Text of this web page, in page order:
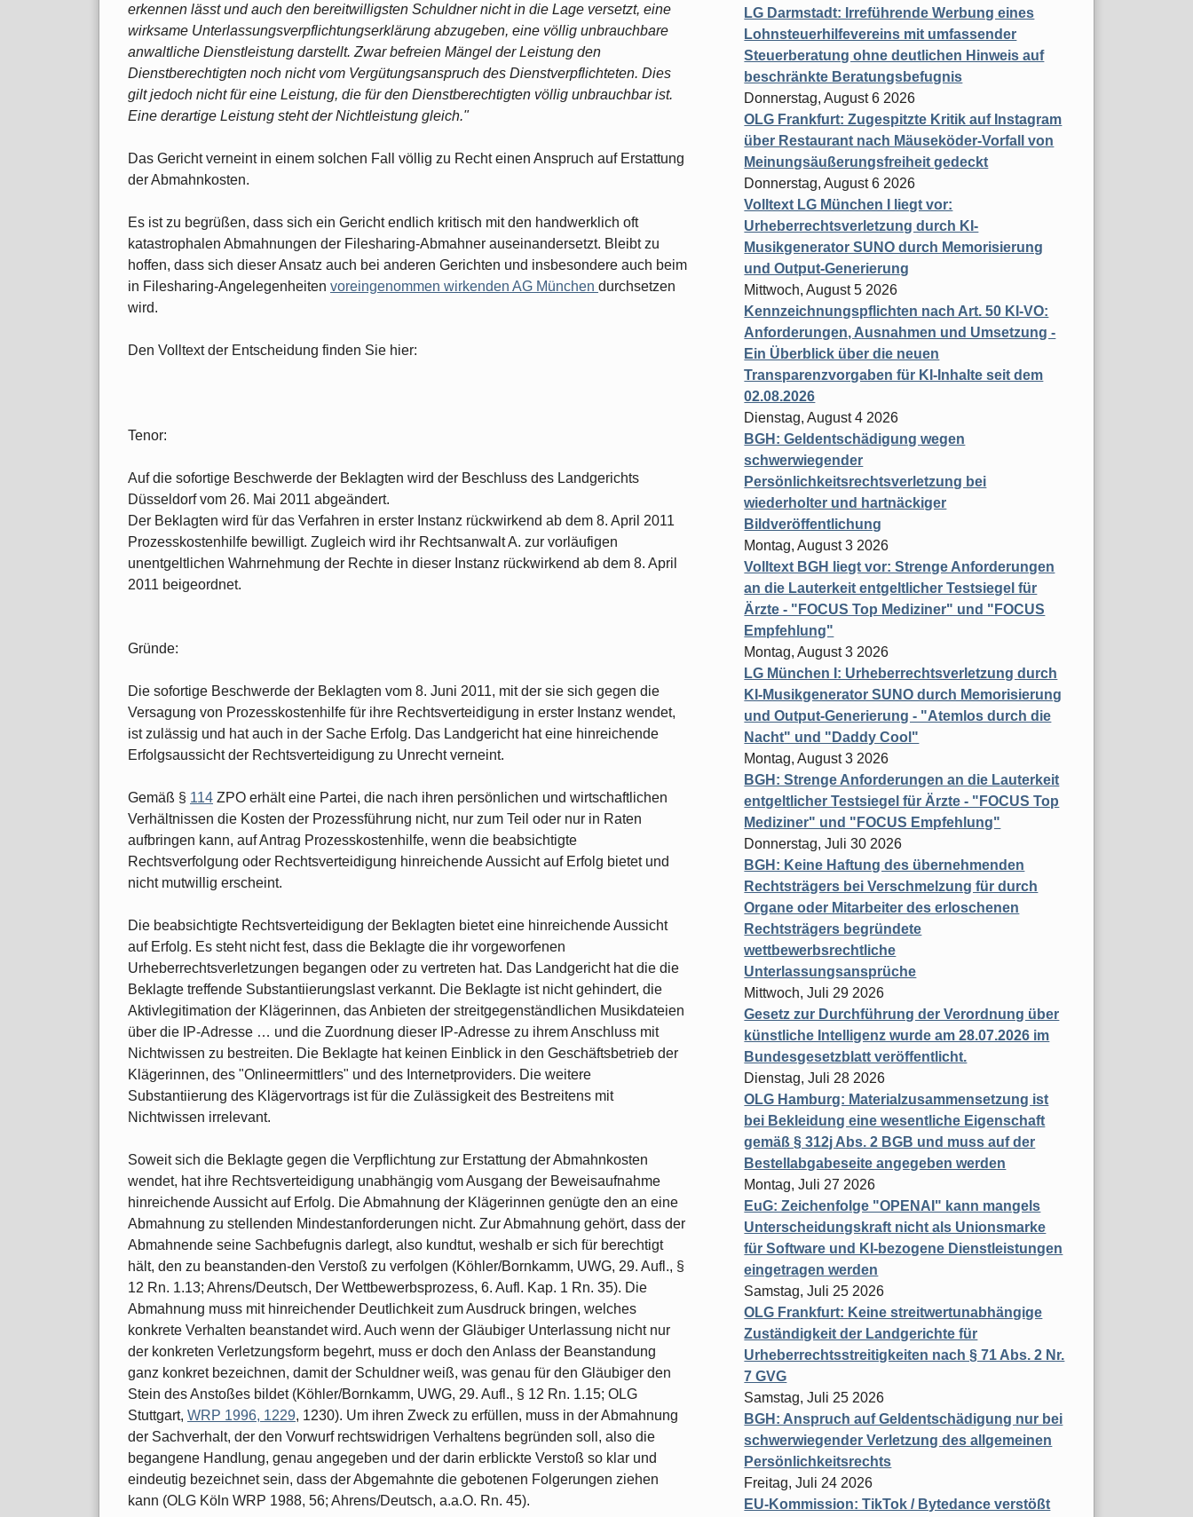
erkennen lässt und auch den bereitwilligsten Schuldner nicht in die Lage versetzt, eine
wirksame Unterlassungsverpflichtungserklärung abzugeben, eine völlig unbrauchbare
anwaltliche Dienstleistung darstellt. Zwar befreien Mängel der Leistung den
Dienstberechtigten noch nicht vom Vergütungsanspruch des Dienstverpflichteten. Dies
gilt jedoch nicht für eine Leistung, die für den Dienstberechtigten völlig unbrauchbar ist.
Eine derartige Leistung steht der Nichtleistung gleich."
Das Gericht verneint in einem solchen Fall völlig zu Recht einen Anspruch auf Erstattung
der Abmahnkosten.
Es ist zu begrüßen, dass sich ein Gericht endlich kritisch mit den handwerklich oft
katastrophalen Abmahnungen der Filesharing-Abmahner auseinandersetzt. Bleibt zu
hoffen, dass sich dieser Ansatz auch bei anderen Gerichten und insbesondere auch beim
in Filesharing-Angelegenheiten voreingenommen wirkenden AG München durchsetzen
wird.
Den Volltext der Entscheidung finden Sie hier:
Tenor:
Auf die sofortige Beschwerde der Beklagten wird der Beschluss des Landgerichts
Düsseldorf vom 26. Mai 2011 abgeändert.
Der Beklagten wird für das Verfahren in erster Instanz rückwirkend ab dem 8. April 2011
Prozesskostenhilfe bewilligt. Zugleich wird ihr Rechtsanwalt A. zur vorläufigen
unentgeltlichen Wahrnehmung der Rechte in dieser Instanz rückwirkend ab dem 8. April
2011 beigeordnet.
Gründe:
Die sofortige Beschwerde der Beklagten vom 8. Juni 2011, mit der sie sich gegen die
Versagung von Prozesskostenhilfe für ihre Rechtsverteidigung in erster Instanz wendet,
ist zulässig und hat auch in der Sache Erfolg. Das Landgericht hat eine hinreichende
Erfolgsaussicht der Rechtsverteidigung zu Unrecht verneint.
Gemäß § 114 ZPO erhält eine Partei, die nach ihren persönlichen und wirtschaftlichen
Verhältnissen die Kosten der Prozessführung nicht, nur zum Teil oder nur in Raten
aufbringen kann, auf Antrag Prozesskostenhilfe, wenn die beabsichtigte
Rechtsverfolgung oder Rechtsverteidigung hinreichende Aussicht auf Erfolg bietet und
nicht mutwillig erscheint.
Die beabsichtigte Rechtsverteidigung der Beklagten bietet eine hinreichende Aussicht
auf Erfolg. Es steht nicht fest, dass die Beklagte die ihr vorgeworfenen
Urheberrechtsverletzungen begangen oder zu vertreten hat. Das Landgericht hat die die
Beklagte treffende Substantiierungslast verkannt. Die Beklagte ist nicht gehindert, die
Aktivlegitimation der Klägerinnen, das Anbieten der streitgegenständlichen Musikdateien
über die IP-Adresse … und die Zuordnung dieser IP-Adresse zu ihrem Anschluss mit
Nichtwissen zu bestreiten. Die Beklagte hat keinen Einblick in den Geschäftsbetrieb der
Klägerinnen, des "Onlineermittlers" und des Internetproviders. Die weitere
Substantiierung des Klägervortrags ist für die Zulässigkeit des Bestreitens mit
Nichtwissen irrelevant.
Soweit sich die Beklagte gegen die Verpflichtung zur Erstattung der Abmahnkosten
wendet, hat ihre Rechtsverteidigung unabhängig vom Ausgang der Beweisaufnahme
hinreichende Aussicht auf Erfolg. Die Abmahnung der Klägerinnen genügte den an eine
Abmahnung zu stellenden Mindestanforderungen nicht. Zur Abmahnung gehört, dass der
Abmahnende seine Sachbefugnis darlegt, also kundtut, weshalb er sich für berechtigt
hält, den zu beanstanden-den Verstoß zu verfolgen (Köhler/Bornkamm, UWG, 29. Aufl., §
12 Rn. 1.13; Ahrens/Deutsch, Der Wettbewerbsprozess, 6. Aufl. Kap. 1 Rn. 35). Die
Abmahnung muss mit hinreichender Deutlichkeit zum Ausdruck bringen, welches
konkrete Verhalten beanstandet wird. Auch wenn der Gläubiger Unterlassung nicht nur
der konkreten Verletzungsform begehrt, muss er doch den Anlass der Beanstandung
ganz konkret bezeichnen, damit der Schuldner weiß, was genau für den Gläubiger den
Stein des Anstoßes bildet (Köhler/Bornkamm, UWG, 29. Aufl., § 12 Rn. 1.15; OLG
Stuttgart, WRP 1996, 1229, 1230). Um ihren Zweck zu erfüllen, muss in der Abmahnung
der Sachverhalt, der den Vorwurf rechtswidrigen Verhaltens begründen soll, also die
begangene Handlung, genau angegeben und der darin erblickte Verstoß so klar und
eindeutig bezeichnet sein, dass der Abgemahnte die gebotenen Folgerungen ziehen
kann (OLG Köln WRP 1988, 56; Ahrens/Deutsch, a.a.O. Rn. 45).
LG Darmstadt: Irreführende Werbung eines
Lohnsteuerhilfevereins mit umfassender
Steuerberatung ohne deutlichen Hinweis auf
beschränkte Beratungsbefugnis
Donnerstag, August 6 2026
OLG Frankfurt: Zugespitzte Kritik auf Instagram
über Restaurant nach Mäuseköder-Vorfall von
Meinungsäußerungsfreiheit gedeckt
Donnerstag, August 6 2026
Volltext LG München I liegt vor:
Urheberrechtsverletzung durch KI-
Musikgenerator SUNO durch Memorisierung
und Output-Generierung
Mittwoch, August 5 2026
Kennzeichnungspflichten nach Art. 50 KI-VO:
Anforderungen, Ausnahmen und Umsetzung -
Ein Überblick über die neuen
Transparenzvorgaben für KI-Inhalte seit dem
02.08.2026
Dienstag, August 4 2026
BGH: Geldentschädigung wegen
schwerwiegender
Persönlichkeitsrechtsverletzung bei
wiederholter und hartnäckiger
Bildveröffentlichung
Montag, August 3 2026
Volltext BGH liegt vor: Strenge Anforderungen
an die Lauterkeit entgeltlicher Testsiegel für
Ärzte - "FOCUS Top Mediziner" und "FOCUS
Empfehlung"
Montag, August 3 2026
LG München I: Urheberrechtsverletzung durch
KI-Musikgenerator SUNO durch Memorisierung
und Output-Generierung - "Atemlos durch die
Nacht" und "Daddy Cool"
Montag, August 3 2026
BGH: Strenge Anforderungen an die Lauterkeit
entgeltlicher Testsiegel für Ärzte - "FOCUS Top
Mediziner" und "FOCUS Empfehlung"
Donnerstag, Juli 30 2026
BGH: Keine Haftung des übernehmenden
Rechtsträgers bei Verschmelzung für durch
Organe oder Mitarbeiter des erloschenen
Rechtsträgers begründete
wettbewerbsrechtliche
Unterlassungsansprüche
Mittwoch, Juli 29 2026
Gesetz zur Durchführung der Verordnung über
künstliche Intelligenz wurde am 28.07.2026 im
Bundesgesetzblatt veröffentlicht.
Dienstag, Juli 28 2026
OLG Hamburg: Materialzusammensetzung ist
bei Bekleidung eine wesentliche Eigenschaft
gemäß § 312j Abs. 2 BGB und muss auf der
Bestellabgabeseite angegeben werden
Montag, Juli 27 2026
EuG: Zeichenfolge "OPENAI" kann mangels
Unterscheidungskraft nicht als Unionsmarke
für Software und KI-bezogene Dienstleistungen
eingetragen werden
Samstag, Juli 25 2026
OLG Frankfurt: Keine streitwertunabhängige
Zuständigkeit der Landgerichte für
Urheberrechtsstreitigkeiten nach § 71 Abs. 2 Nr.
7 GVG
Samstag, Juli 25 2026
BGH: Anspruch auf Geldentschädigung nur bei
schwerwiegender Verletzung des allgemeinen
Persönlichkeitsrechts
Freitag, Juli 24 2026
EU-Kommission: TikTok / Bytedance verstößt